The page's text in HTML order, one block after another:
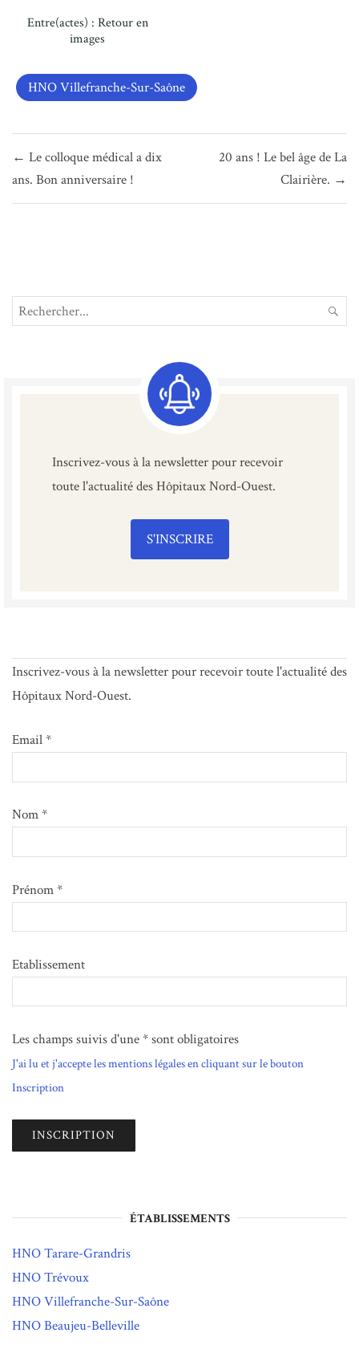
Entre(actes) : Retour en
images
HNO Villefranche-Sur-Saône
de
l’article
← Le colloque médical a dix
ans. Bon anniversaire !
20 ans ! Le bel âge de La
Clairière. →
Search
for:
Inscrivez-vous à la newsletter pour recevoir
toute l'actualité des Hôpitaux Nord-Ouest.
S'INSCRIRE
Inscrivez-vous à la newsletter pour recevoir toute l'actualité des
Hôpitaux Nord-Ouest.
Email *
Nom *
Prénom *
Etablissement
Les champs suivis d'une * sont obligatoires
J'ai lu et j'accepte les mentions légales en cliquant sur le bouton
Inscription
ÉTABLISSEMENTS
HNO Tarare-Grandris
HNO Trévoux
HNO Villefranche-Sur-Saône
HNO Beaujeu-Belleville